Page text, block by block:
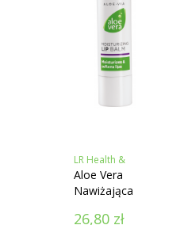
LR Health &
Beauty
Aloe Vera
Nawiżająca
26,80 zł